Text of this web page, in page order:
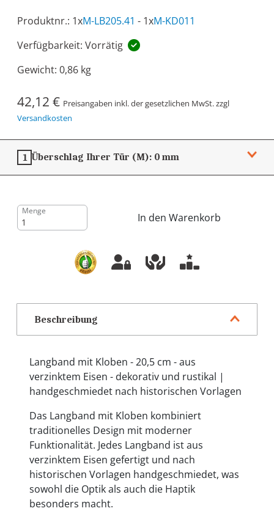
Produktnr.: 1xM-LB205.41 - 1xM-KD011
Verfügbarkeit: Vorrätig
Gewicht: 0,86 kg
42,12 € Preisangaben inkl. der gesetzlichen MwSt. zzgl
Versandkosten
1 Überschlag Ihrer Tür (M): 0 mm
Menge
In den Warenkorb
Beschreibung
Langband mit Kloben - 20,5 cm - aus
verzinktem Eisen - dekorativ und rustikal |
handgeschmiedet nach historischen Vorlagen
Das Langband mit Kloben kombiniert
traditionelles Design mit moderner
Funktionalität. Jedes Langband ist aus
verzinktem Eisen gefertigt und nach
historischen Vorlagen handgeschmiedet, was
sowohl die Optik als auch die Haptik
besonders macht.